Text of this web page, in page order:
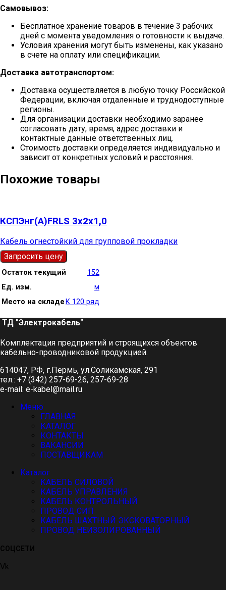
Самовывоз:
Бесплатное хранение товаров в течение 3 рабочих
дней с момента уведомления о готовности к выдаче.
Условия хранения могут быть изменены, как указано
в счете на оплату или спецификации.
Доставка автотранспортом:
Доставка осуществляется в любую точку Российской
Федерации, включая отдаленные и труднодоступные
регионы.
Для организации доставки необходимо заранее
согласовать дату, время, адрес доставки и
контактные данные ответственных лиц.
Стоимость доставки определяется индивидуально и
зависит от конкретных условий и расстояния.
Похожие товары
КСПЭнг(А)FRLS 3х2х1,0
Кабель огнестойкий для групповой прокладки
Запросить цену
Остаток текущий
152
Ед. изм.
м
Место на складе К 120 ряд
ТД "Электрокабель"​
Комплектация предприятий и строящихся объектов
кабельно-проводниковой продукцией.
614047, РФ, г.Пермь, ул.Соликамская, 291
тел.: +7 (342) 257-69-26, 257-69-28
e-mail: e-kabel@mail.ru
Меню
ГЛАВНАЯ
КАТАЛОГ
КОНТАКТЫ
ВАКАНСИИ
ПОСТАВЩИКАМ
Каталог
КАБЕЛЬ СИЛОВОЙ
КАБЕЛЬ УПРАВЛЕНИЯ
КАБЕЛЬ КОНТРОЛЬНЫЙ
ПРОВОД СИП
КАБЕЛЬ ШАХТНЫЙ ЭКСКОВАТОРНЫЙ
ПРОВОД НЕИЗОЛИРОВАННЫЙ
СОЦСЕТИ
Vk